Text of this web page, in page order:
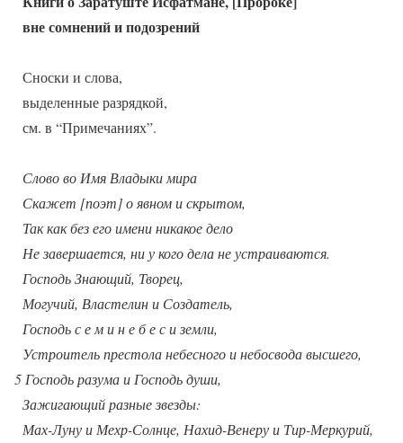
вне сомнений и подозрений
Сноски и слова,
выделенные разрядкой,
см. в “Примечаниях”.
Слово во Имя Владыки мира
Скажет [поэт] о явном и скрытом,
Так как без его имени никакое дело
Не завершается, ни у кого дела не устраиваются.
Господь Знающий, Творец,
Могучий, Властелин и Создатель,
Господь с е м и н е б е с и земли,
Устроитель престола небесного и небосвода высшего,
5 Господь разума и Господь души,
Зажигающий разные звезды:
Мах-Луну и Мехр-Солнце, Нахид-Венеру и Тир-Меркурий,